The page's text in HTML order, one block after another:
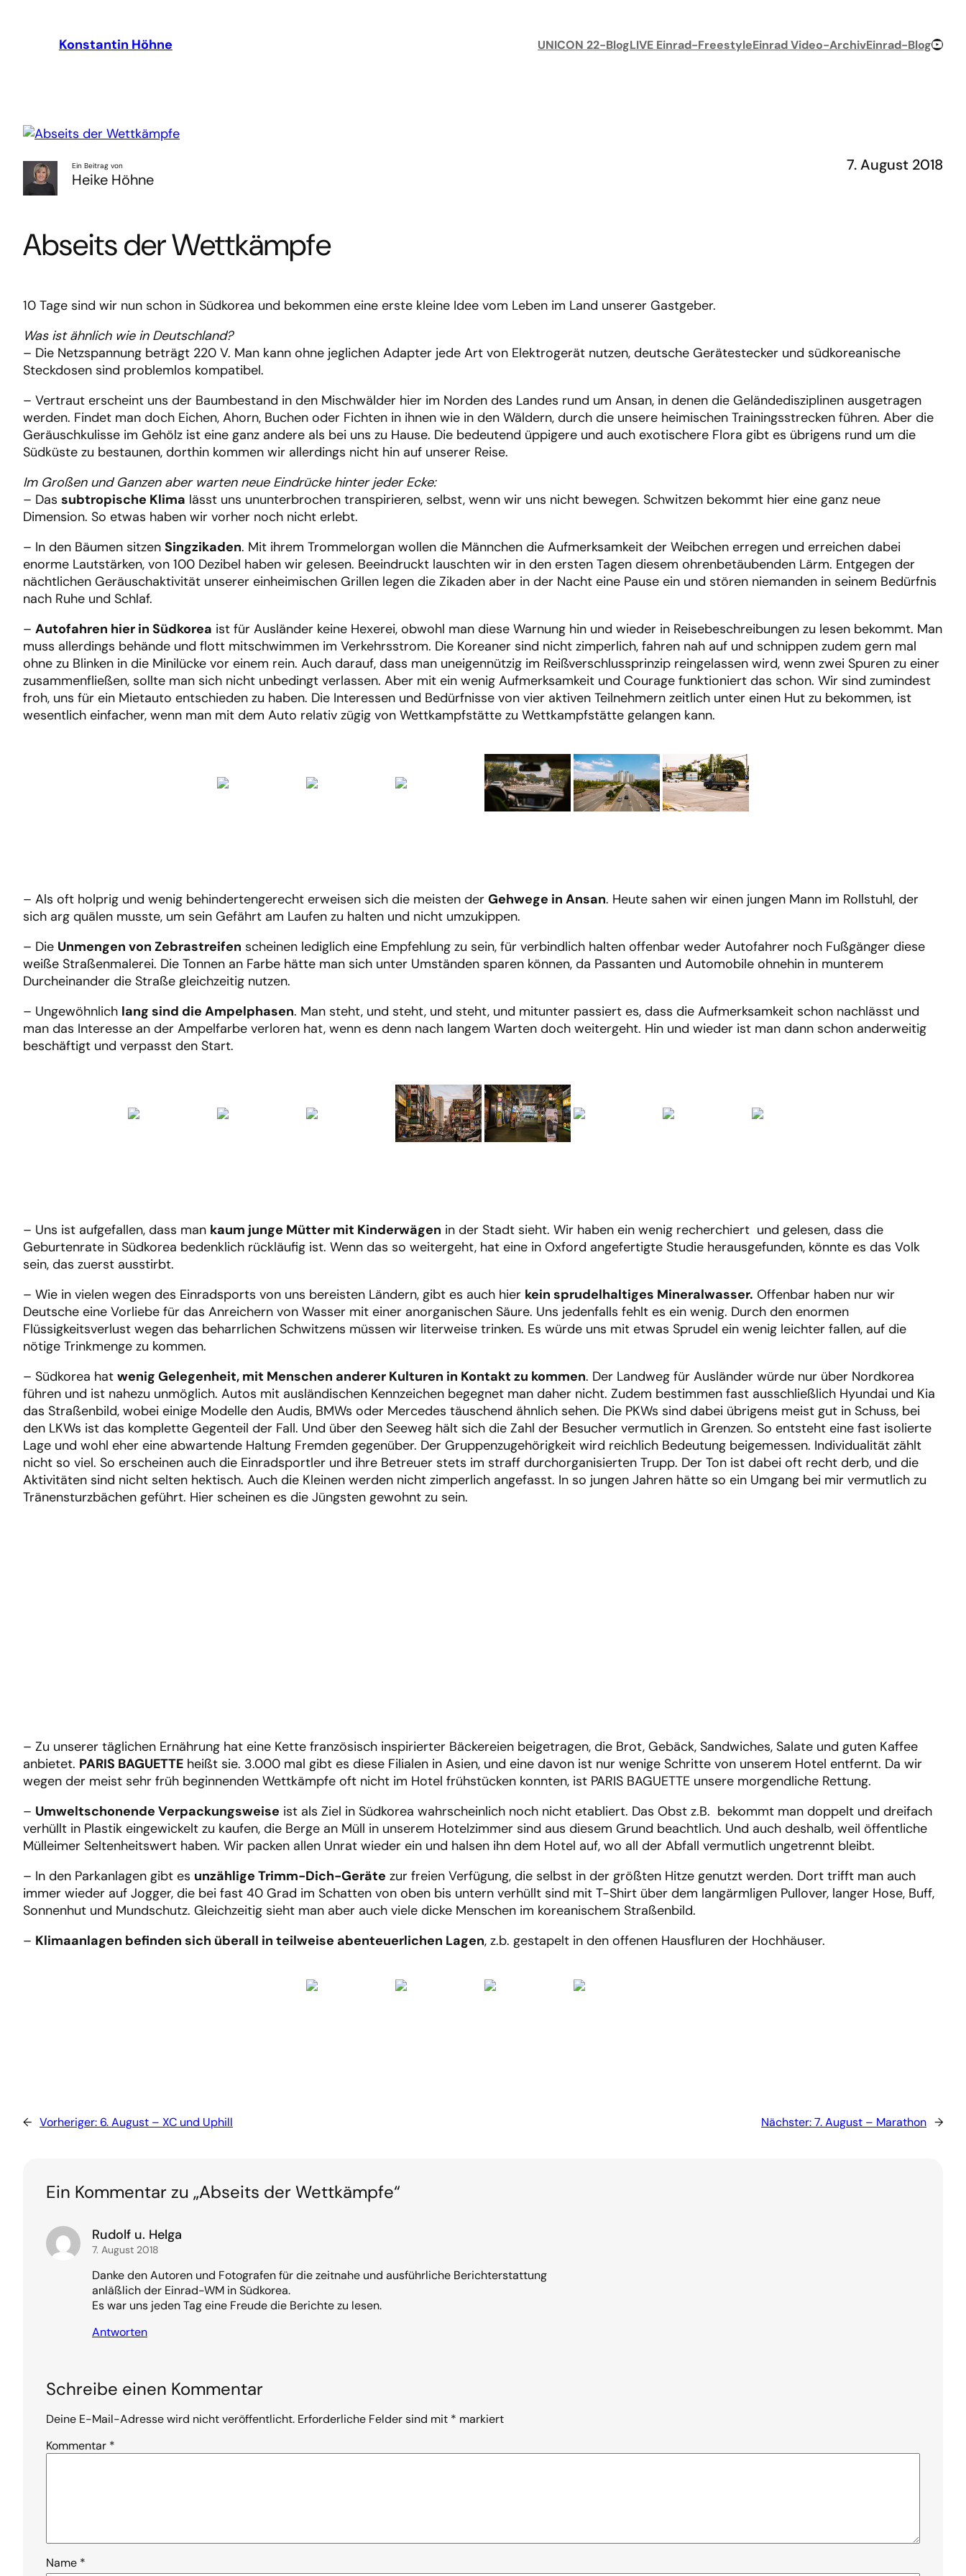
Konstantin Höhne UNICON 22-BlogLIVE Einrad-FreestyleEinrad Video-ArchivEinrad-BlogYouTube-
Ein Beitrag von
Heike Höhne
7. August 2018
Abseits der Wettkämpfe
10 Tage sind wir nun schon in Südkorea und bekommen eine erste kleine Idee vom Leben im Land unserer Gastgeber.
Was ist ähnlich wie in Deutschland?
– Die Netzspannung beträgt 220 V. Man kann ohne jeglichen Adapter jede Art von Elektrogerät nutzen, deutsche Gerätestecker und südkoreanische
Steckdosen sind problemlos kompatibel.
– Vertraut erscheint uns der Baumbestand in den Mischwälder hier im Norden des Landes rund um Ansan, in denen die Geländedisziplinen ausgetragen
werden. Findet man doch Eichen, Ahorn, Buchen oder Fichten in ihnen wie in den Wäldern, durch die unsere heimischen Trainingsstrecken führen. Aber die
Geräuschkulisse im Gehölz ist eine ganz andere als bei uns zu Hause. Die bedeutend üppigere und auch exotischere Flora gibt es übrigens rund um die
Südküste zu bestaunen, dorthin kommen wir allerdings nicht hin auf unserer Reise.
Im Großen und Ganzen aber warten neue Eindrücke hinter jeder Ecke:
– Das subtropische Klima lässt uns ununterbrochen transpirieren, selbst, wenn wir uns nicht bewegen. Schwitzen bekommt hier eine ganz neue
Dimension. So etwas haben wir vorher noch nicht erlebt.
– In den Bäumen sitzen Singzikaden. Mit ihrem Trommelorgan wollen die Männchen die Aufmerksamkeit der Weibchen erregen und erreichen dabei
enorme Lautstärken, von 100 Dezibel haben wir gelesen. Beeindruckt lauschten wir in den ersten Tagen diesem ohrenbetäubenden Lärm. Entgegen der
nächtlichen Geräuschaktivität unserer einheimischen Grillen legen die Zikaden aber in der Nacht eine Pause ein und stören niemanden in seinem Bedürfnis
nach Ruhe und Schlaf.
– Autofahren hier in Südkorea ist für Ausländer keine Hexerei, obwohl man diese Warnung hin und wieder in Reisebeschreibungen zu lesen bekommt. Man
muss allerdings behände und flott mitschwimmen im Verkehrsstrom. Die Koreaner sind nicht zimperlich, fahren nah auf und schnippen zudem gern mal
ohne zu Blinken in die Minilücke vor einem rein. Auch darauf, dass man uneigennützig im Reißverschlussprinzip reingelassen wird, wenn zwei Spuren zu einer
zusammenfließen, sollte man sich nicht unbedingt verlassen. Aber mit ein wenig Aufmerksamkeit und Courage funktioniert das schon. Wir sind zumindest
froh, uns für ein Mietauto entschieden zu haben. Die Interessen und Bedürfnisse von vier aktiven Teilnehmern zeitlich unter einen Hut zu bekommen, ist
wesentlich einfacher, wenn man mit dem Auto relativ zügig von Wettkampfstätte zu Wettkampfstätte gelangen kann.
– Als oft holprig und wenig behindertengerecht erweisen sich die meisten der Gehwege in Ansan. Heute sahen wir einen jungen Mann im Rollstuhl, der
sich arg quälen musste, um sein Gefährt am Laufen zu halten und nicht umzukippen.
– Die Unmengen von Zebrastreifen scheinen lediglich eine Empfehlung zu sein, für verbindlich halten offenbar weder Autofahrer noch Fußgänger diese
weiße Straßenmalerei. Die Tonnen an Farbe hätte man sich unter Umständen sparen können, da Passanten und Automobile ohnehin in munterem
Durcheinander die Straße gleichzeitig nutzen.
– Ungewöhnlich lang sind die Ampelphasen. Man steht, und steht, und steht, und mitunter passiert es, dass die Aufmerksamkeit schon nachlässt und
man das Interesse an der Ampelfarbe verloren hat, wenn es denn nach langem Warten doch weitergeht. Hin und wieder ist man dann schon anderweitig
beschäftigt und verpasst den Start.
– Uns ist aufgefallen, dass man kaum junge Mütter mit Kinderwägen in der Stadt sieht. Wir haben ein wenig recherchiert und gelesen, dass die
Geburtenrate in Südkorea bedenklich rückläufig ist. Wenn das so weitergeht, hat eine in Oxford angefertigte Studie herausgefunden, könnte es das Volk
sein, das zuerst ausstirbt.
– Wie in vielen wegen des Einradsports von uns bereisten Ländern, gibt es auch hier kein sprudelhaltiges Mineralwasser. Offenbar haben nur wir
Deutsche eine Vorliebe für das Anreichern von Wasser mit einer anorganischen Säure. Uns jedenfalls fehlt es ein wenig. Durch den enormen
Flüssigkeitsverlust wegen das beharrlichen Schwitzens müssen wir literweise trinken. Es würde uns mit etwas Sprudel ein wenig leichter fallen, auf die
nötige Trinkmenge zu kommen.
– Südkorea hat wenig Gelegenheit, mit Menschen anderer Kulturen in Kontakt zu kommen. Der Landweg für Ausländer würde nur über Nordkorea
führen und ist nahezu unmöglich. Autos mit ausländischen Kennzeichen begegnet man daher nicht. Zudem bestimmen fast ausschließlich Hyundai und Kia
das Straßenbild, wobei einige Modelle den Audis, BMWs oder Mercedes täuschend ähnlich sehen. Die PKWs sind dabei übrigens meist gut in Schuss, bei
den LKWs ist das komplette Gegenteil der Fall. Und über den Seeweg hält sich die Zahl der Besucher vermutlich in Grenzen. So entsteht eine fast isolierte
Lage und wohl eher eine abwartende Haltung Fremden gegenüber. Der Gruppenzugehörigkeit wird reichlich Bedeutung beigemessen. Individualität zählt
nicht so viel. So erscheinen auch die Einradsportler und ihre Betreuer stets im straff durchorganisierten Trupp. Der Ton ist dabei oft recht derb, und die
Aktivitäten sind nicht selten hektisch. Auch die Kleinen werden nicht zimperlich angefasst. In so jungen Jahren hätte so ein Umgang bei mir vermutlich zu
Tränensturzbächen geführt. Hier scheinen es die Jüngsten gewohnt zu sein.
– Zu unserer täglichen Ernährung hat eine Kette französisch inspirierter Bäckereien beigetragen, die Brot, Gebäck, Sandwiches, Salate und guten Kaffee
anbietet. PARIS BAGUETTE heißt sie. 3.000 mal gibt es diese Filialen in Asien, und eine davon ist nur wenige Schritte von unserem Hotel entfernt. Da wir
wegen der meist sehr früh beginnenden Wettkämpfe oft nicht im Hotel frühstücken konnten, ist PARIS BAGUETTE unsere morgendliche Rettung.
– Umweltschonende Verpackungsweise ist als Ziel in Südkorea wahrscheinlich noch nicht etabliert. Das Obst z.B. bekommt man doppelt und dreifach
verhüllt in Plastik eingewickelt zu kaufen, die Berge an Müll in unserem Hotelzimmer sind aus diesem Grund beachtlich. Und auch deshalb, weil öffentliche
Mülleimer Seltenheitswert haben. Wir packen allen Unrat wieder ein und halsen ihn dem Hotel auf, wo all der Abfall vermutlich ungetrennt bleibt.
– In den Parkanlagen gibt es unzählige Trimm-Dich-Geräte zur freien Verfügung, die selbst in der größten Hitze genutzt werden. Dort trifft man auch
immer wieder auf Jogger, die bei fast 40 Grad im Schatten von oben bis untern verhüllt sind mit T-Shirt über dem langärmligen Pullover, langer Hose, Buff,
Sonnenhut und Mundschutz. Gleichzeitig sieht man aber auch viele dicke Menschen im koreanischem Straßenbild.
– Klimaanlagen befinden sich überall in teilweise abenteuerlichen Lagen, z.b. gestapelt in den offenen Hausfluren der Hochhäuser.
← Vorheriger:6. August – XC und Uphill Nächster:7. August – Marathon →
Ein Kommentar zu „Abseits der Wettkämpfe“
Rudolf u. Helga
7. August 2018
Danke den Autoren und Fotografen für die zeitnahe und ausführliche Berichterstattung
anläßlich der Einrad-WM in Südkorea.
Es war uns jeden Tag eine Freude die Berichte zu lesen.
Antworten
Schreibe einen Kommentar
Deine E-Mail-Adresse wird nicht veröffentlicht. Erforderliche Felder sind mit * markiert
Kommentar *
Name *